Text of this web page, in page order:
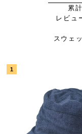
累
レビュ
スウェ